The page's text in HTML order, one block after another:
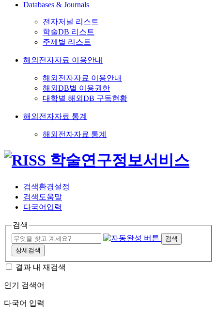
Databases & Journals
전자저널 리스트
학술DB 리스트
주제별 리스트
해외전자자료 이용안내
해외전자자료 이용안내
해외DB별 이용권한
대학별 해외DB 구독현황
해외전자자료 통계
해외전자자료 통계
검색환경설정
검색도움말
다국어입력
검색
검색
상세검색
결과 내 재검색
인기 검색어
다국어 입력